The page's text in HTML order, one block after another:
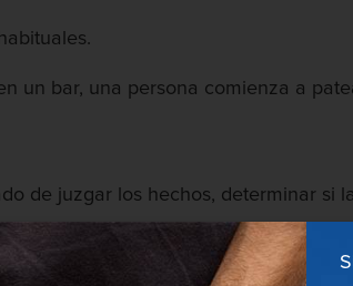
un bar, una persona comienza a
de juzgar los hechos, determinar si
la agresión del